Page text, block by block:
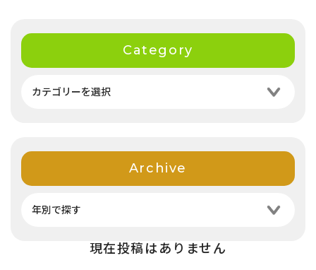
現在投稿はありません
Category
Archive